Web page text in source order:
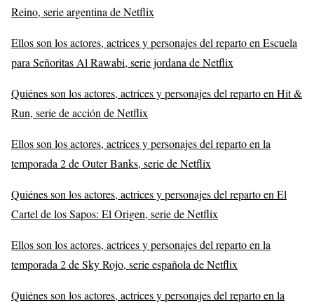
Reino, serie argentina de Netflix
Ellos son los actores, actrices y personajes del reparto en Escuela
para Señoritas Al Rawabi, serie jordana de Netflix
Quiénes son los actores, actrices y personajes del reparto en Hit &
Run, serie de acción de Netflix
Ellos son los actores, actrices y personajes del reparto en la
temporada 2 de Outer Banks, serie de Netflix
Quiénes son los actores, actrices y personajes del reparto en El
Cartel de los Sapos: El Origen, serie de Netflix
Ellos son los actores, actrices y personajes del reparto en la
temporada 2 de Sky Rojo, serie española de Netflix
Quiénes son los actores, actrices y personajes del reparto en la